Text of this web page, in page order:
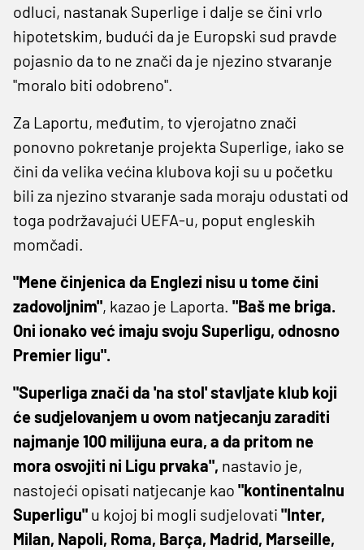
odluci, nastanak Superlige i dalje se čini vrlo
hipotetskim, budući da je Europski sud pravde
pojasnio da to ne znači da je njezino stvaranje
"moralo biti odobreno".
Za Laportu, međutim, to vjerojatno znači
ponovno pokretanje projekta Superlige, iako se
čini da velika većina klubova koji su u početku
bili za njezino stvaranje sada moraju odustati od
toga podržavajući UEFA-u, poput engleskih
momčadi.
"Mene činjenica da Englezi nisu u tome čini
zadovoljnim", kazao je Laporta. "Baš me briga.
Oni ionako već imaju svoju Superligu, odnosno
Premier ligu".
"Superliga znači da 'na stol' stavljate klub koji
će sudjelovanjem u ovom natjecanju zaraditi
najmanje 100 milijuna eura, a da pritom ne
mora osvojiti ni Ligu prvaka", nastavio je,
nastojeći opisati natjecanje kao "kontinentalnu
Superligu" u kojoj bi mogli sudjelovati "Inter,
Milan, Napoli, Roma, Barça, Madrid, Marseille,